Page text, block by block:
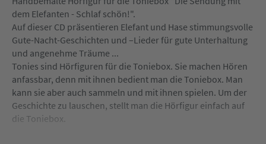
dem Elefanten - Schlaf schön!".
Auf dieser CD präsentieren Elefant und Hase stimmungsvolle
Gute-Nacht-Geschichten und –Lieder für gute Unterhaltung
und angenehme Träume ...
Tonies sind Hörfiguren für die Toniebox. Sie machen Hören
anfassbar, denn mit ihnen bedient man die Toniebox. Man
kann sie aber auch sammeln und mit ihnen spielen. Um der
Geschichte zu lauschen, stellt man die Hörfigur einfach auf
die Toniebox.